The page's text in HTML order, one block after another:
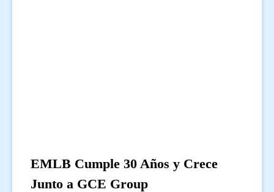
EMLB Cumple 30 Años y Crece
Junto a GCE Group